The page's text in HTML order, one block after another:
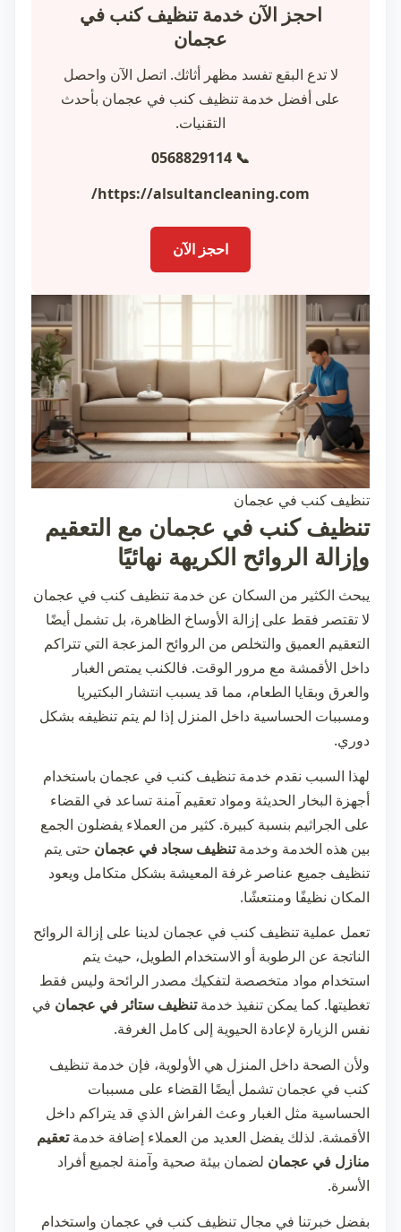
احجز الآن خدمة تنظيف كنب في
عجمان
لا تدع البقع تفسد مظهر أثاثك. اتصل الآن واحصل
على أفضل خدمة تنظيف كنب في عجمان بأحدث
التقنيات.
📞 0568829114
https://alsultancleaning.com/
احجز الآن
تنظيف كنب في عجمان
تنظيف كنب في عجمان مع التعقيم
وإزالة الروائح الكريهة نهائيًا
يبحث الكثير من السكان عن خدمة تنظيف كنب في عجمان
لا تقتصر فقط على إزالة الأوساخ الظاهرة، بل تشمل أيضًا
التعقيم العميق والتخلص من الروائح المزعجة التي تتراكم
داخل الأقمشة مع مرور الوقت. فالكنب يمتص الغبار
والعرق وبقايا الطعام، مما قد يسبب انتشار البكتيريا
ومسببات الحساسية داخل المنزل إذا لم يتم تنظيفه بشكل
دوري.
لهذا السبب نقدم خدمة تنظيف كنب في عجمان باستخدام
أجهزة البخار الحديثة ومواد تعقيم آمنة تساعد في القضاء
على الجراثيم بنسبة كبيرة. كثير من العملاء يفضلون الجمع
بين هذه الخدمة وخدمةتنظيف سجاد في عجمان حتى يتم
تنظيف جميع عناصر غرفة المعيشة بشكل متكامل ويعود
المكان نظيفًا ومنتعشًا.
تعمل عملية تنظيف كنب في عجمان لدينا على إزالة الروائح
الناتجة عن الرطوبة أو الاستخدام الطويل، حيث يتم
استخدام مواد متخصصة لتفكيك مصدر الرائحة وليس فقط
تغطيتها. كما يمكن تنفيذ خدمةتنظيف ستائر في عجمان في
نفس الزيارة لإعادة الحيوية إلى كامل الغرفة.
ولأن الصحة داخل المنزل هي الأولوية، فإن خدمة تنظيف
كنب في عجمان تشمل أيضًا القضاء على مسببات
الحساسية مثل الغبار وعث الفراش الذي قد يتراكم داخل
الأقمشة. لذلك يفضل العديد من العملاء إضافة خدمةتعقيم
منازل في عجمان لضمان بيئة صحية وآمنة لجميع أفراد
الأسرة.
بفضل خبرتنا في مجال تنظيف كنب في عجمان واستخدام